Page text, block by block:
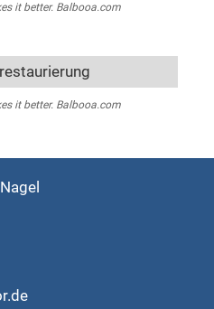
it better. Balbooa.com
it better. Balbooa.com